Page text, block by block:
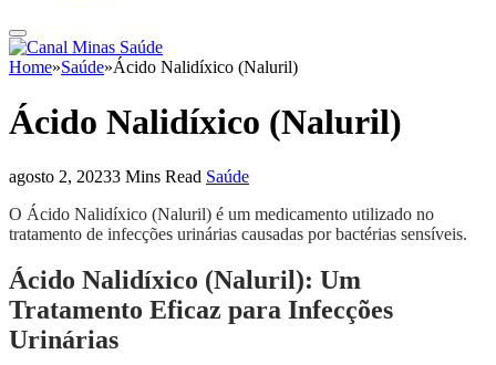
Home»Saúde»Ácido Nalidíxico (Naluril)
Ácido Nalidíxico (Naluril)
agosto 2, 20233 Mins Read Saúde
O Ácido Nalidíxico (Naluril) é um medicamento utilizado no
tratamento de infecções urinárias causadas por bactérias sensíveis.
Ácido Nalidíxico (Naluril): Um
Tratamento Eficaz para Infecções
Urinárias